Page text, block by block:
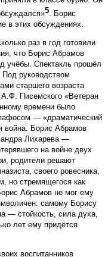
5. Борис
в этих обсуждениях.
раз в год готовили
что Борис Абрамов
учёбы. Спектакль прошёл
руководством
старшего возраста
Писемского «Ветеран
времени было
— «драматический
война. Борис Абрамов
Лихарева —
на войне двух
родители решают
своего ровесника,
но стремящегося как
Абрамов не мог ему
самому Борису
— стойкость, сила духа,
лет ему придётся
воспитанников